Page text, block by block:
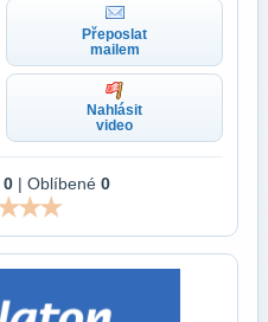
Přeposlat
mailem
Nahlásit
video
0 | Oblíbené 0